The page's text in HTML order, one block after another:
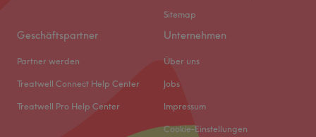
Sitemap
Geschäftspartner
Partner werden
Treatwell Connect Help Center
Treatwell Pro Help Center
Unternehmen
Über uns
Jobs
Impressum
Cookie-Einstellungen